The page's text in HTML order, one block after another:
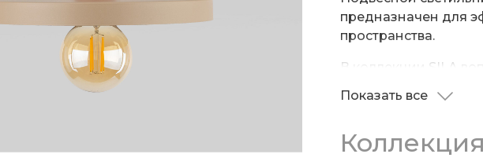
предназначен для
пространства.
В коллекции SILA
корпус создает
актуальная
Показать все